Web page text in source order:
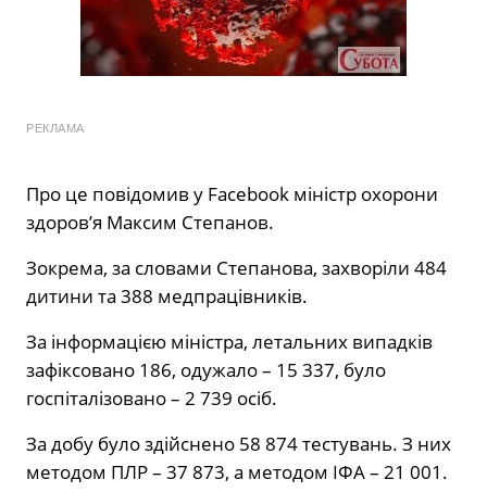
РЕКЛАМА
Про це повідомив у Facebook міністр охорони
здоров’я Максим Степанов.
Зокрема, за словами Степанова, захворіли 484
дитини та 388 медпрацівників.
За інформацією міністра, летальних випадків
зафіксовано 186, одужало – 15 337, було
госпіталізовано – 2 739 осіб.
За добу було здійснено 58 874 тестувань. З них
методом ПЛР – 37 873, а методом ІФА – 21 001.